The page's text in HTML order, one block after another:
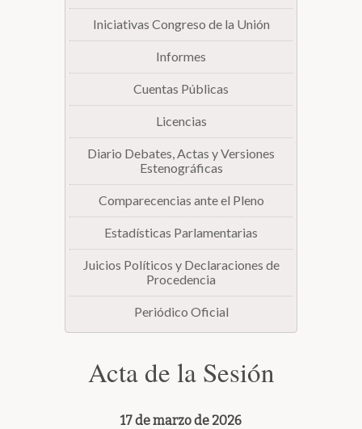
Iniciativas Congreso de la Unión
Informes
Cuentas Públicas
Licencias
Diario Debates, Actas y Versiones
Estenográficas
Comparecencias ante el Pleno
Estadísticas Parlamentarias
Juicios Políticos y Declaraciones de
Procedencia
Periódico Oficial
Acta de la Sesión
17 de marzo de 2026